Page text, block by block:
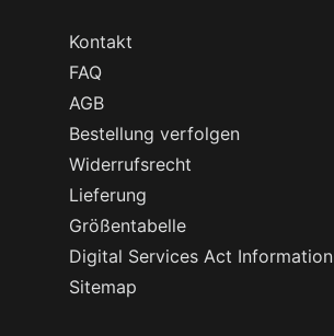
Kontakt
FAQ
AGB
Bestellung verfolgen
Widerrufsrecht
Lieferung
Größentabelle
Digital Services Act Information
Sitemap